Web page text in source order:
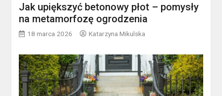
Jak upiększyć betonowy płot – pomysły
na metamorfozę ogrodzenia
18 marca 2026 Katarzyna Mikulska